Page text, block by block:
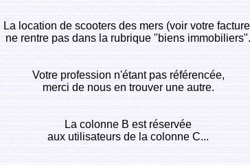
La location de scooters des mers (voir votre
ne rentre pas dans la rubrique "biens immobiliers".
Votre profession n'étant pas référencée,
merci de nous en trouver une autre.
La colonne B est réservée
aux utilisateurs de la colonne C...